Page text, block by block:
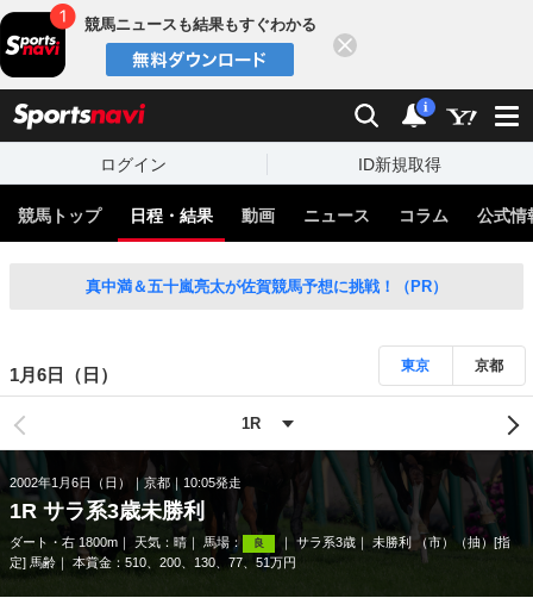
競馬ニュースも結果もすぐわかる
検索 通知
i
ログイン ID新規取得
競馬トップ 日程・結果 動画 ニュース コラム 公式情
真中満＆五十嵐亮太が佐賀競馬予想に挑戦！（PR）
1月6日（日） 東京 京都
2002年1月6日（日） 京都 10:05発走
1R サラ系3歳未勝利
ダート・右 1800m 天気： 晴 馬場： 良 サラ系3歳
未勝利 （市）（抽）[指
定] 馬齢
本賞金：510、200、130、77、51万円